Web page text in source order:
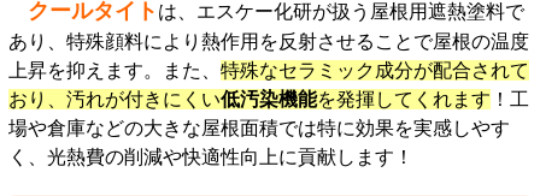
クールタイト は、エスケー化研が扱う屋根用遮熱塗料で
あり、特殊顔料により熱作用を反射させることで屋根の温度
上昇を抑えます。また、 特殊なセラミック成分が配合されて
おり、汚れが付きにくい低汚染機能を発揮してくれます ！工
場や倉庫などの大きな屋根面積では特に効果を実感しやす
く、光熱費の削減や快適性向上に貢献します！